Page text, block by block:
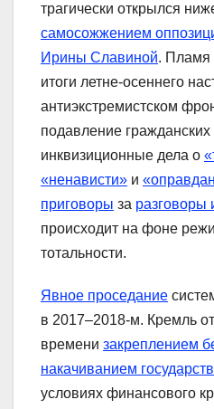
трагически открылся
самосожжением
Ирины Славиной. Пламя
итоги летне-осеннего
антиэкстремистском
подавление гражданских
инквизиционные дела о
«ненависти» и
приговоры за разговоры
происходит на фоне
тотальности.
Явное проседание
в 2017–2018-м. Кремль
времени закреплением
накачиванием
условиях финансового